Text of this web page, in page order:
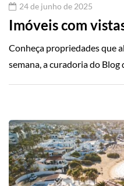
24 de junho de 2025
Imóveis com
Conheça propriedades que
semana, a curadoria do Blog